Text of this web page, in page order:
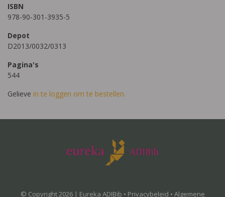
ISBN
978-90-301-3935-5
Depot
D2013/0032/0313
Pagina's
544
Gelieve in te loggen om te bestellen.
© Copyright 2026 | Eureka ADIBib • Privacybeleid • Algemene